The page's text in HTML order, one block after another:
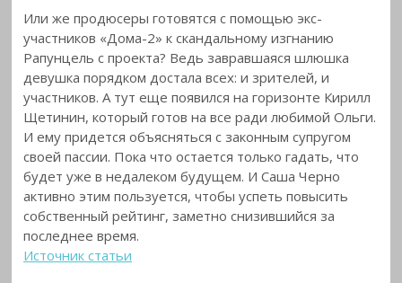
Или же продюсеры готовятся с помощью экс-
участников «Дома-2» к скандальному изгнанию
Рапунцель с проекта? Ведь завравшаяся шлюшка
девушка порядком достала всех: и зрителей, и
участников. А тут еще появился на горизонте Кирилл
Щетинин, который готов на все ради любимой Ольги.
И ему придется объясняться с законным супругом
своей пассии. Пока что остается только гадать, что
будет уже в недалеком будущем. И Саша Черно
активно этим пользуется, чтобы успеть повысить
собственный рейтинг, заметно снизившийся за
последнее время.
Источник статьи